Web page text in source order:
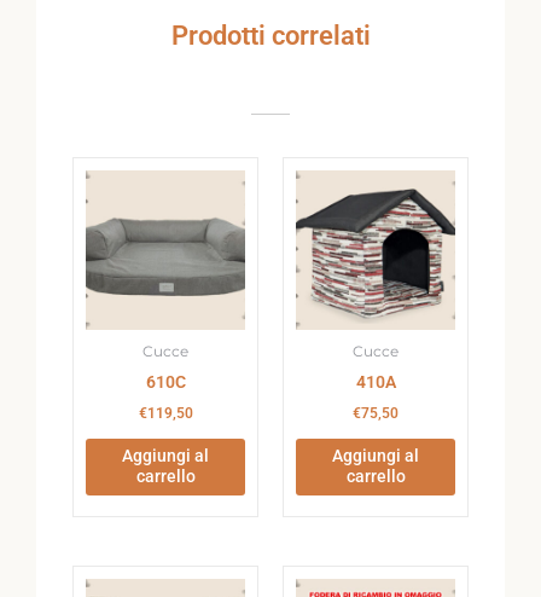
Prodotti correlati
Cucce
610C
€119,50
Aggiungi al
carrello
Cucce
410A
€75,50
Aggiungi al
carrello
Fascia
Questo
Fascia
Questo